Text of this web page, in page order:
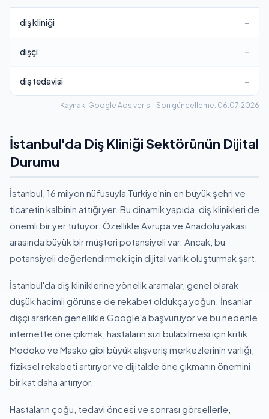
diş kliniği –
dişçi –
diş tedavisi –
Kaynak: Google Ads verisi · Son güncelleme: 06.07.2026
İstanbul'da Diş Kliniği Sektörünün Dijital
Durumu
İstanbul, 16 milyon nüfusuyla Türkiye'nin en büyük şehri ve
ticaretin kalbinin attığı yer. Bu dinamik yapıda, diş klinikleri de
önemli bir yer tutuyor. Özellikle Avrupa ve Anadolu yakası
arasında büyük bir müşteri potansiyeli var. Ancak, bu
potansiyeli değerlendirmek için dijital varlık oluşturmak şart.
İstanbul'da diş kliniklerine yönelik aramalar, genel olarak
düşük hacimli görünse de rekabet oldukça yoğun. İnsanlar
dişçi ararken genellikle Google'a başvuruyor ve bu nedenle
internette öne çıkmak, hastaların sizi bulabilmesi için kritik.
Modoko ve Masko gibi büyük alışveriş merkezlerinin varlığı,
fiziksel rekabeti artırıyor ve dijitalde öne çıkmanın önemini
bir kat daha artırıyor.
Hastaların çoğu, tedavi öncesi ve sonrası görsellerle,